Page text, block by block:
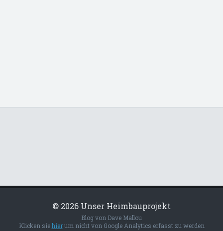
© 2026 Unser Heimbauprojekt
Blog von Dave Mallou
Klicken siehierum nicht von Google Analytics erfasst zu werden